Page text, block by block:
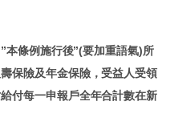
本條例施行後”(要加重語氣)所
保險及年金保險，受益人受領
付每一申報戶全年合計數在新